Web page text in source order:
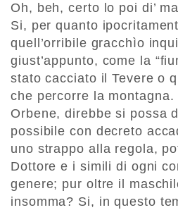
Oh, beh, certo lo poi di’
Si, per quanto
quell’orribile gracchìo
giust’appunto, come la
stato cacciato il Tevere o
che percorre la montagna.
Orbene, direbbe si possa
possibile con decreto
uno strappo alla regola,
Dottore e i simili di ogni
genere; pur oltre il
insomma? Si, in questo